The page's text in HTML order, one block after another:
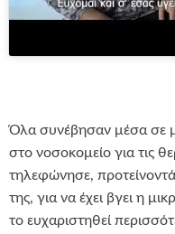
Όλα συνέβησαν μέσα σε
στο νοσοκομείο για τις
τηλεφώνησε,
της, για να έχει βγει η
το ευχαριστηθεί